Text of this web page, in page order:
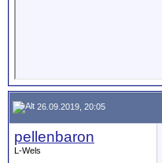
26.09.2019, 20:05
pellenbaron
L-Wels